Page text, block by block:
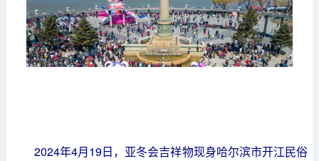
2024年4月19日，亚冬会吉祥物现身哈尔滨市开江民俗